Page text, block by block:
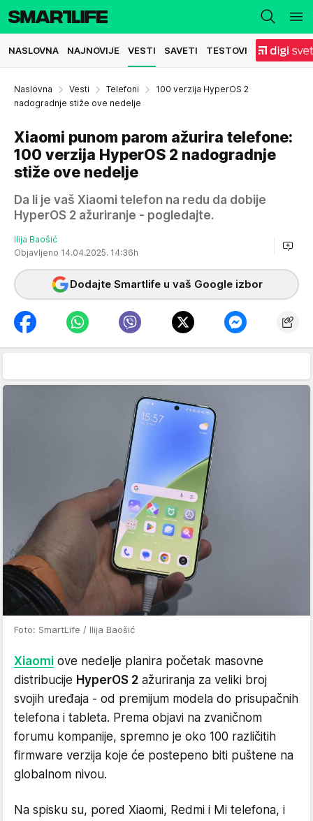
NASLOVNA NAJNOVIJE VESTI SAVETI TESTOVI
Naslovna Vesti Telefoni
100 verzija HyperOS 2
nadogradnje stiže ove nedelje
Xiaomi punom parom ažurira telefone:
100 verzija HyperOS 2 nadogradnje
stiže ove nedelje
Da li je vaš Xiaomi telefon na redu da dobije
HyperOS 2 ažuriranje - pogledajte.
Ilija Baošić
Objavljeno 14.04.2025. 14:36h
Dodajte Smartlife u vaš Google izbor
Foto: SmartLife / Ilija Baošić
Xiaomi ove nedelje planira početak masovne
distribucije HyperOS 2 ažuriranja za veliki broj
svojih uređaja - od premijum modela do prisupačnih
telefona i tableta. Prema objavi na zvaničnom
forumu kompanije, spremno je oko 100 različitih
firmware verzija koje će postepeno biti puštene na
globalnom nivou.
Na spisku su, pored Xiaomi, Redmi i Mi telefona, i